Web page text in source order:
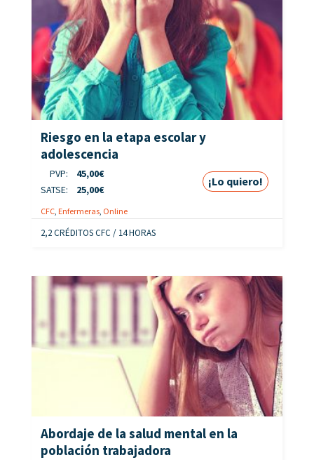
Riesgo en la etapa escolar y
adolescencia
PVP: 45,00€
SATSE:
25,00€
¡Lo quiero!
CFC, Enfermeras, Online
2,2 CRÉDITOS CFC / 14 HORAS
Abordaje de la salud mental en la
población trabajadora